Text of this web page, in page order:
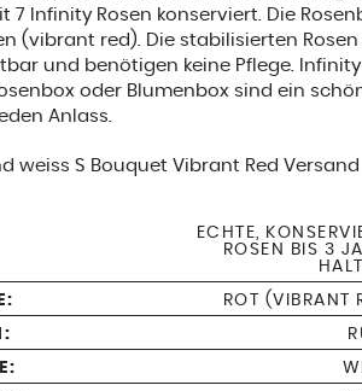
7 Infinity Rosen konserviert. Die
(vibrant red). Die stabilisierten Rosen
und benötigen keine Pflege. Infinity
oder Blumenbox sind ein
Anlass.
weiss S Bouquet Vibrant Red Versand
ECHTE,
ROSEN BIS 3
ROT (VIBRANT